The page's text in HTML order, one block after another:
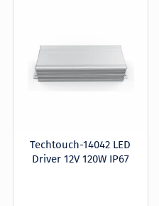
Techtouch-14042 LED
Driver 12V 120W IP67